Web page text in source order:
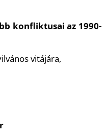
konfliktusai az 1990-
vitájára,